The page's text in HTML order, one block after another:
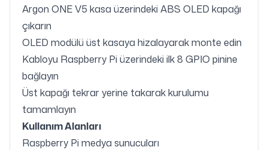
Argon ONE V5 kasa üzerindeki ABS OLED kapağı
çıkarın
OLED modülü üst kasaya hizalayarak monte edin
Kabloyu Raspberry Pi üzerindeki ilk 8 GPIO pinine
bağlayın
Üst kapağı tekrar yerine takarak kurulumu
tamamlayın
Kullanım Alanları
Raspberry Pi medya sunucuları